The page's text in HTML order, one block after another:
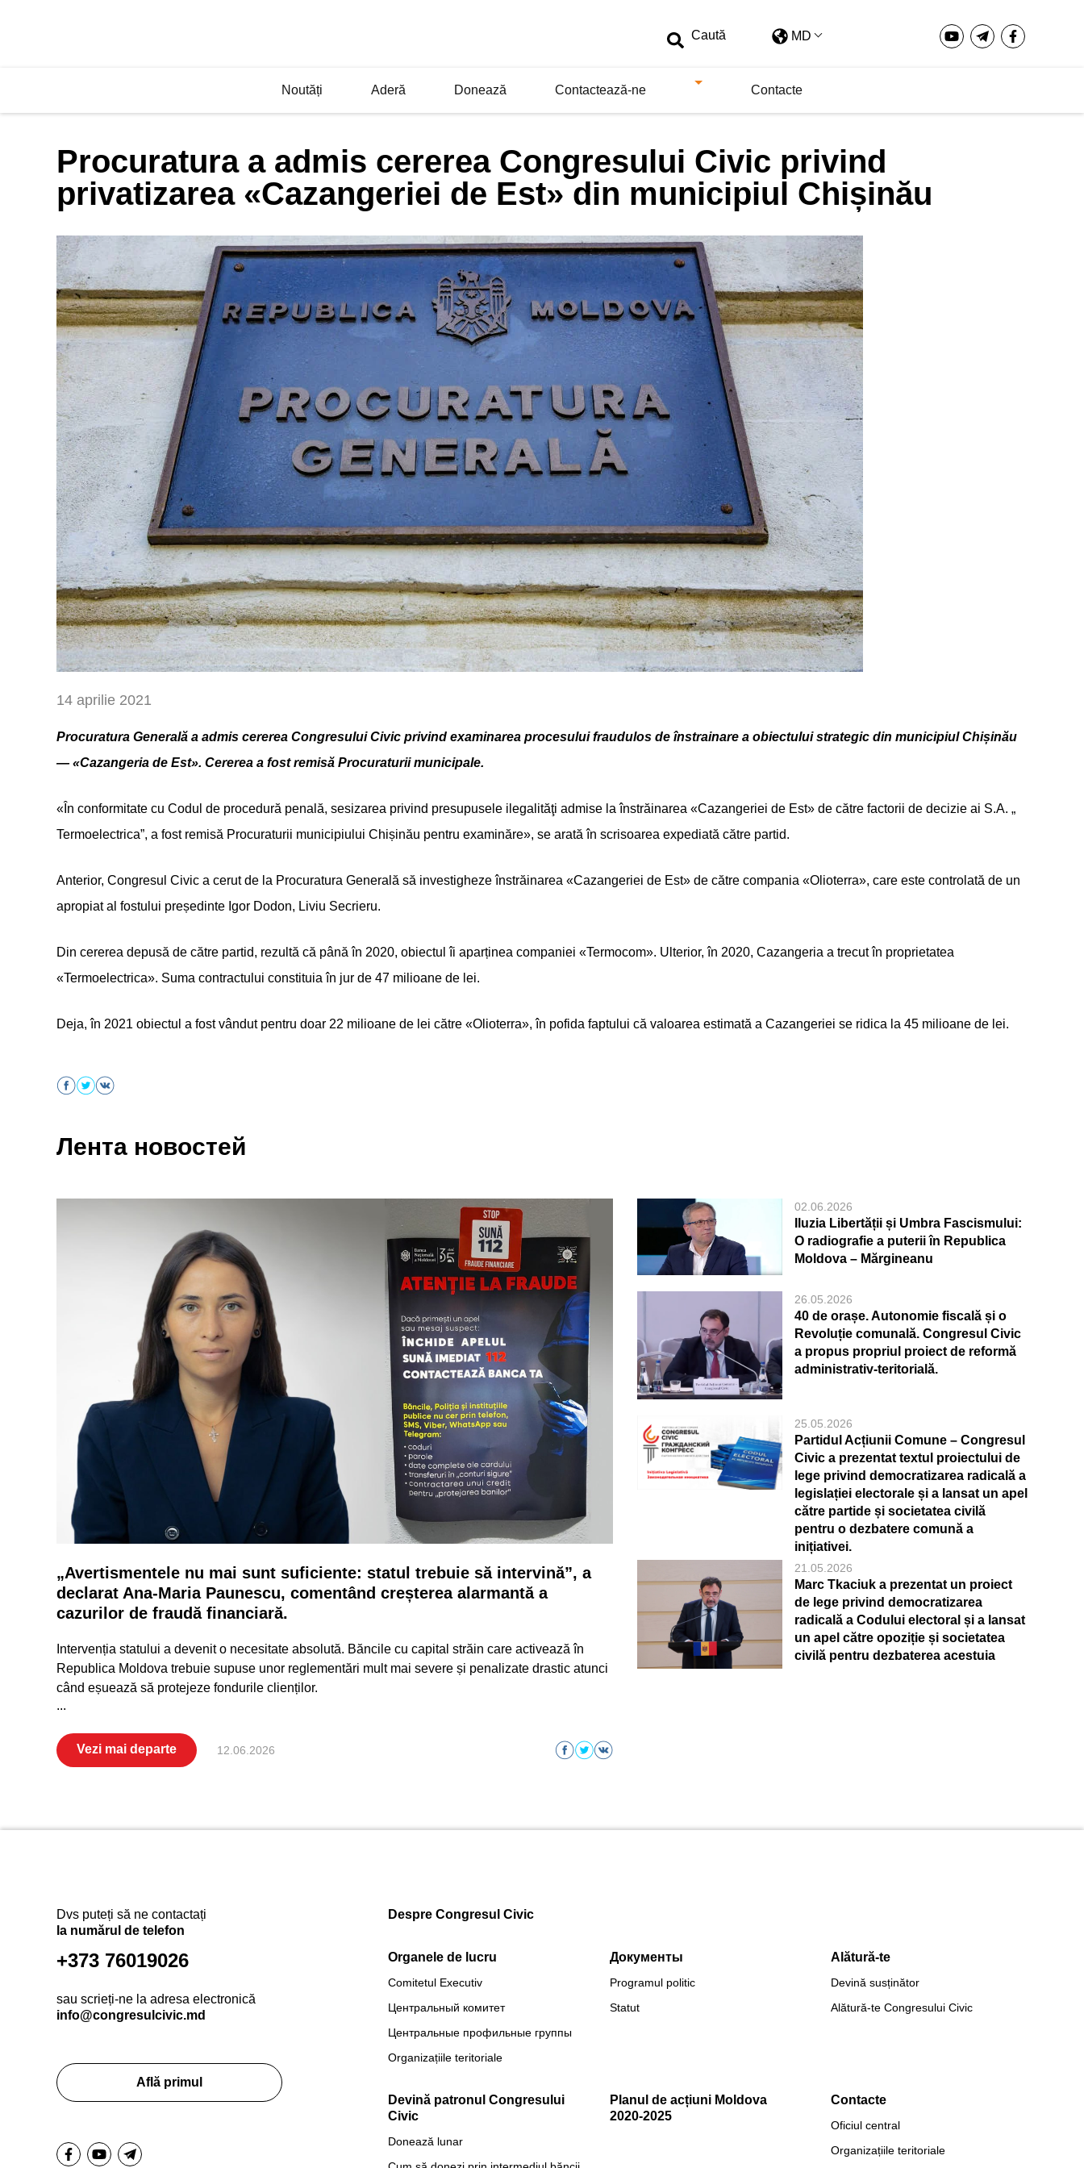
MD
Noutăți Aderă Donează Contactează-ne Contacte
Procuratura a admis cererea Congresului Civic privind
privatizarea «Cazangeriei de Est» din municipiul Chișinău
14 aprilie 2021
Procuratura Generală a admis cererea Congresului Civic privind examinarea procesului fraudulos de înstrainare a obiectului strategic din municipiul Chișinău
— «Cazangeria de Est». Cererea a fost remisă Procuraturii municipale.
«În conformitate cu Codul de procedură penală, sesizarea privind presupusele ilegalităţi admise la înstrăinarea «Cazangeriei de Est» de către factorii de decizie ai S.A. „
Termoelectrica”, a fost remisă Procuraturii municipiului Chișinău pentru examinăre», se arată în scrisoarea expediată către partid.
Anterior, Congresul Civic a cerut de la Procuratura Generală să investigheze înstrăinarea «Cazangeriei de Est» de către compania «Olioterra», care este controlată de un
apropiat al fostului președinte Igor Dodon, Liviu Secrieru.
Din cererea depusă de către partid, rezultă că până în 2020, obiectul îi aparținea companiei «Termocom». Ulterior, în 2020, Cazangeria a trecut în proprietatea
«Termoelectrica». Suma contractului constituia în jur de 47 milioane de lei.
Deja, în 2021 obiectul a fost vândut pentru doar 22 milioane de lei către «Olioterra», în pofida faptului că valoarea estimată a Cazangeriei se ridica la 45 milioane de lei.
Лента новостей
„Avertismentele nu mai sunt suficiente: statul trebuie să intervină”, a
declarat Ana-Maria Paunescu, comentând creșterea alarmantă a
cazurilor de fraudă financiară.
Intervenția statului a devenit o necesitate absolută. Băncile cu capital străin care activează în
Republica Moldova trebuie supuse unor reglementări mult mai severe și penalizate drastic atunci
când eșuează să protejeze fondurile clienților.
...
Vezi mai departe 12.06.2026
02.06.2026
Iluzia Libertății și Umbra Fascismului:
O radiografie a puterii în Republica
Moldova – Mărgineanu
26.05.2026
40 de orașe. Autonomie fiscală și o
Revoluție comunală. Congresul Civic
a propus propriul proiect de reformă
administrativ-teritorială.
25.05.2026
Partidul Acțiunii Comune – Congresul
Civic a prezentat textul proiectului de
lege privind democratizarea radicală a
legislației electorale și a lansat un apel
către partide și societatea civilă
pentru o dezbatere comună a
inițiativei.
21.05.2026
Marc Tkaciuk a prezentat un proiect
de lege privind democratizarea
radicală a Codului electoral și a lansat
un apel către opoziție și societatea
civilă pentru dezbaterea acestuia
Dvs puteți să ne contactați
la numărul de telefon
+373 76019026
sau scrieți-ne la adresa electronică
info@congresulcivic.md
Află primul
Despre Congresul Civic
Organele de lucru
Comitetul Executiv
Центральный комитет
Центральные профильные группы
Organizațiile teritoriale
Документы
Programul politic
Statut
Alătură-te
Devină susținător
Alătură-te Congresului Civic
Devină patronul Congresului
Civic
Donează lunar
Planul de acțiuni Moldova
2020-2025
Contacte
Oficiul central
Organizațiile teritoriale